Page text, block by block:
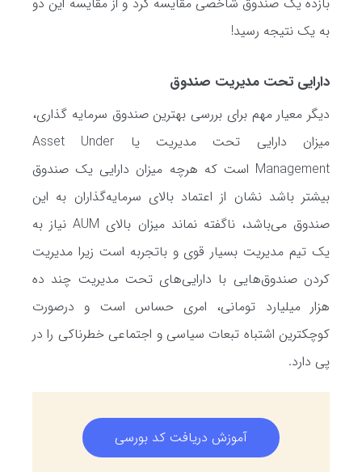
به یک نتیجه رسید!
دارایی تحت مدیریت صندوق
دیگر معیار مهم برای بررسی بهترین صندوق سرمایه گذاری،
میزان دارایی تحت مدیریت یا Asset Under
Management است که هرچه میزان دارایی یک صندوق
بیشتر باشد نشان از اعتماد بالای سرمایه‌گذاران به این
صندوق می‌باشد، ناگفته نماند میزان بالای AUM نیاز به
یک تیم مدیریت بسیار قوی و باتجربه است زیرا مدیریت
کردن صندوق‌هایی با دارایی‌های تحت مدیریت چند ده
هزار میلیارد تومانی، امری حساس است و درصورت
کوچکترین اشتباه تبعات سیاسی و اجتماعی خطرناکی را در
پی دارد.
آموزش دریافت کد بورسی